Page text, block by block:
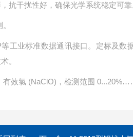
抗干扰性好，确保光学系统稳定可靠
工业标准数据通讯接口。定标及数
。
有效氯 (NaClO)，检测范围